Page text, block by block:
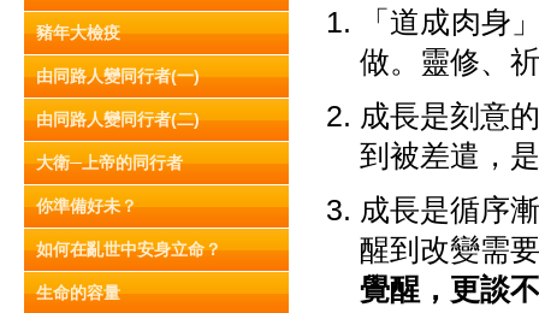
豬年大檢疫
由同路人變同行者(一)
由同路人變同行者(二)
大衛─上帝的同行者
你準備好未？
如何在亂世中安身立命？
生命的容量
「道成肉身
做。靈修、
成長是刻意
到被差遣，
成長是循序
醒到改變需
覺醒，更談